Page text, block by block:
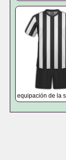
equipación de la